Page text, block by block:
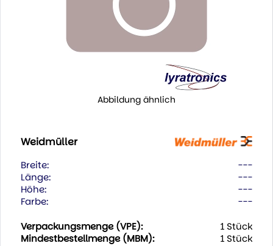
Abbildung ähnlich
Weidmüller
Breite:
---
Länge:
---
Höhe:
---
Farbe:
---
Verpackungsmenge (VPE):
1 Stück
Mindestbestellmenge (MBM):
1 Stück